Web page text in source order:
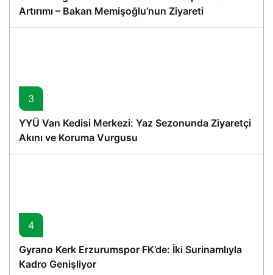
Artırımı – Bakan Memişoğlu’nun Ziyareti
3
YYÜ Van Kedisi Merkezi: Yaz Sezonunda Ziyaretçi
Akını ve Koruma Vurgusu
4
Gyrano Kerk Erzurumspor FK’de: İki Surinamlıyla
Kadro Genişliyor